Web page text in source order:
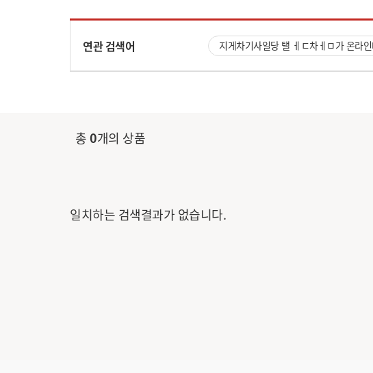
연관 검색어 지게차기사일당 탤 ㅔㄷ차ㅔㅁ가 온라
총0개의 상품
일치하는 검색결과가 없습니다.